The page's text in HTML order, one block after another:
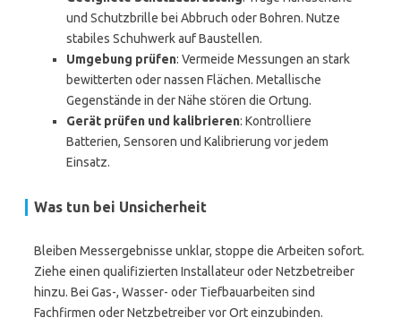
und Schutzbrille bei Abbruch oder Bohren. Nutze
stabiles Schuhwerk auf Baustellen.
Umgebung prüfen: Vermeide Messungen an stark
bewitterten oder nassen Flächen. Metallische
Gegenstände in der Nähe stören die Ortung.
Gerät prüfen und kalibrieren: Kontrolliere
Batterien, Sensoren und Kalibrierung vor jedem
Einsatz.
Was tun bei Unsicherheit
Bleiben Messergebnisse unklar, stoppe die Arbeiten sofort.
Ziehe einen qualifizierten Installateur oder Netzbetreiber
hinzu. Bei Gas-, Wasser- oder Tiefbauarbeiten sind
Fachfirmen oder Netzbetreiber vor Ort einzubinden.